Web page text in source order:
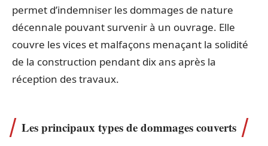
permet d’indemniser les dommages de nature
décennale pouvant survenir à un ouvrage. Elle
couvre les vices et malfaçons menaçant la solidité
de la construction pendant dix ans après la
réception des travaux.
Les principaux types de dommages couverts